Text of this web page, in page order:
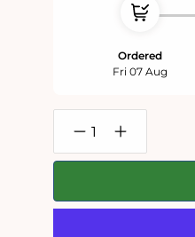
Ordered
Fri 07 Aug
Réduire
la
quantité
Jupp
Augmenter
la
quantité
Jupp